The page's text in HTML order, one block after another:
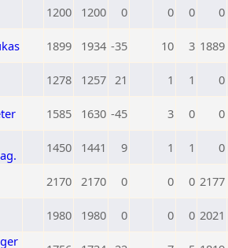
1200 1200 0 0 0 0
1899 1934 -35 10 3 1889
1278 1257 21 1 1 0
1585 1630 -45 3 0 0
1450 1441 9 1 1 0
2170 2170 0 0 0 2177
1980 1980 0 0 0 2021